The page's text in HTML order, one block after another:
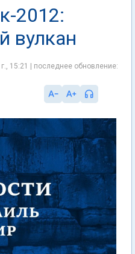
2012:
вулкан
15:21 | последнее обновление: